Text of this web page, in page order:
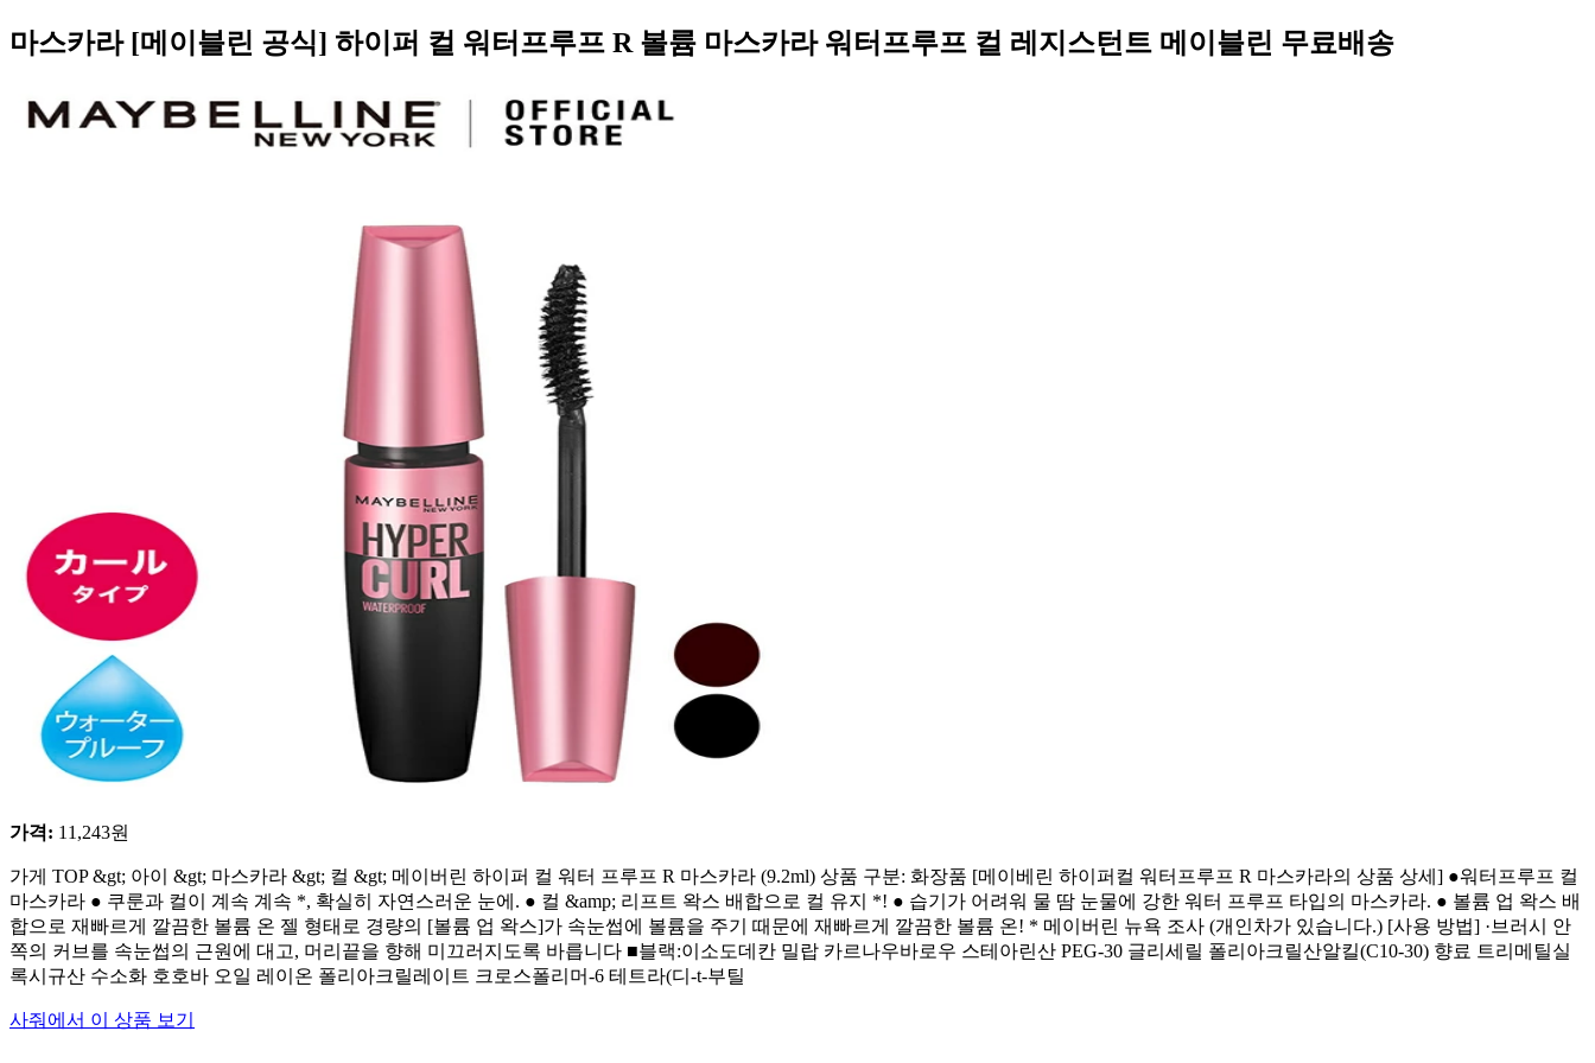
마스카라 [메이블린 공식] 하이퍼 컬 워터프루프 R 볼륨 마스카라 워터프루프 컬 레지스턴트 메이블린 무료배송
가격: 11,243원
가게 TOP &gt; 아이 &gt; 마스카라 &gt; 컬 &gt; 메이버린 하이퍼 컬 워터 프루프 R 마스카라 (9.2ml) 상품 구분: 화장품 [메이베린 하이퍼컬 워터프루프 R 마스카라의 상품 상세] ●워터프루프 컬
마스카라 ● 쿠룬과 컬이 계속 계속 *, 확실히 자연스러운 눈에. ● 컬 &amp; 리프트 왁스 배합으로 컬 유지 *! ● 습기가 어려워 물 땀 눈물에 강한 워터 프루프 타입의 마스카라. ● 볼륨 업 왁스 배
합으로 재빠르게 깔끔한 볼륨 온 젤 형태로 경량의 [볼륨 업 왁스]가 속눈썹에 볼륨을 주기 때문에 재빠르게 깔끔한 볼륨 온! * 메이버린 뉴욕 조사 (개인차가 있습니다.) [사용 방법] ·브러시 안
쪽의 커브를 속눈썹의 근원에 대고, 머리끝을 향해 미끄러지도록 바릅니다 ■블랙:이소도데칸 밀랍 카르나우바로우 스테아린산 PEG-30 글리세릴 폴리아크릴산알킬(C10-30) 향료 트리메틸실
록시규산 수소화 호호바 오일 레이온 폴리아크릴레이트 크로스폴리머-6 테트라(디-t-부틸
사줘에서 이 상품 보기